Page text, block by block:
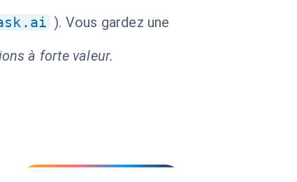
). Vous gardez une
à forte valeur.